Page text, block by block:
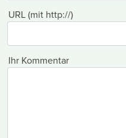
URL (mit http://)
Ihr Kommentar